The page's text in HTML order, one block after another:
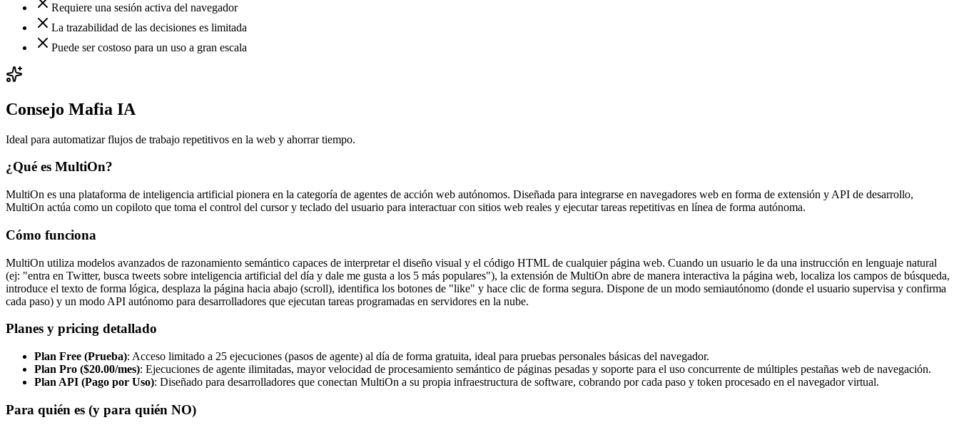
Requiere una sesión activa del navegador
La trazabilidad de las decisiones es limitada
Puede ser costoso para un uso a gran escala
Consejo Mafia IA
Ideal para automatizar flujos de trabajo repetitivos en la web y ahorrar tiempo.
¿Qué es MultiOn?
MultiOn es una plataforma de inteligencia artificial pionera en la categoría de agentes de acción web autónomos. Diseñada para integrarse en navegadores web en forma de extensión y API de desarrollo,
MultiOn actúa como un copiloto que toma el control del cursor y teclado del usuario para interactuar con sitios web reales y ejecutar tareas repetitivas en línea de forma autónoma.
Cómo funciona
MultiOn utiliza modelos avanzados de razonamiento semántico capaces de interpretar el diseño visual y el código HTML de cualquier página web. Cuando un usuario le da una instrucción en lenguaje natural
(ej: "entra en Twitter, busca tweets sobre inteligencia artificial del día y dale me gusta a los 5 más populares"), la extensión de MultiOn abre de manera interactiva la página web, localiza los campos de búsqueda,
introduce el texto de forma lógica, desplaza la página hacia abajo (scroll), identifica los botones de "like" y hace clic de forma segura. Dispone de un modo semiautónomo (donde el usuario supervisa y confirma
cada paso) y un modo API autónomo para desarrolladores que ejecutan tareas programadas en servidores en la nube.
Planes y pricing detallado
Plan Free (Prueba): Acceso limitado a 25 ejecuciones (pasos de agente) al día de forma gratuita, ideal para pruebas personales básicas del navegador.
Plan Pro ($20.00/mes): Ejecuciones de agente ilimitadas, mayor velocidad de procesamiento semántico de páginas pesadas y soporte para el uso concurrente de múltiples pestañas web de navegación.
Plan API (Pago por Uso): Diseñado para desarrolladores que conectan MultiOn a su propia infraestructura de software, cobrando por cada paso y token procesado en el navegador virtual.
Para quién es (y para quién NO)